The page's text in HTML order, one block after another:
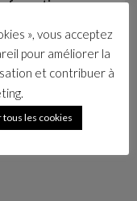
formation pour
», vous acceptez
pour améliorer la
et contribuer à
tous les cookies